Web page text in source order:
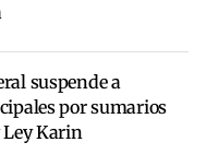
suspende a
por sumarios
Ley Karin